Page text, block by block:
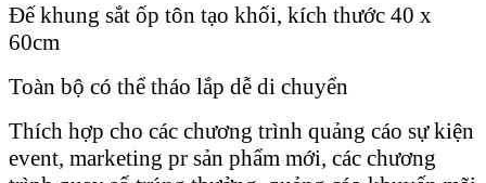
Đế khung sắt ốp tôn tạo khối, kích thước 40 x
60cm
Toàn bộ có thể tháo lắp dễ di chuyển
Thích hợp cho các chương trình quảng cáo sự kiện
event, marketing pr sản phẩm mới, các chương